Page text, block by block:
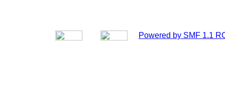
Powered by SMF 1.1